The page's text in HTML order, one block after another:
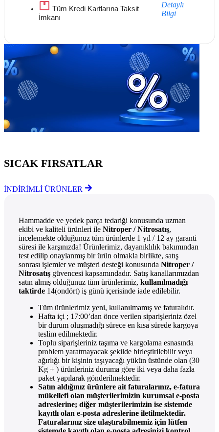
Tüm Kredi Kartlarına Taksit
İmkanı
Detaylı
Bilgi
SICAK FIRSATLAR
İNDİRİMLİ ÜRÜNLER
Hammadde ve yedek parça tedariği konusunda uzman
ekibi ve kaliteli ürünleri ile Nitroper / Nitrosatış,
incelemekte olduğunuz tüm ürünlerde 1 yıl / 12 ay garanti
süresi ile karşınızda! Ürünlerimiz, dayanıklılık bakımından
test edilip onaylanmış bir ürün olmakla birlikte, satış
sonrası işlemler ve müşteri desteği konusunda Nitroper /
Nitrosatış güvencesi kapsamındadır. Satış kanallarımızdan
satın almış olduğunuz tüm ürünlerimiz, kullanılmadığı
taktirde 14(ondört) iş günü içerisinde iade edilebilir.
Tüm ürünlerimiz yeni, kullanılmamış ve faturalıdır.
Hafta içi ; 17:00’dan önce verilen siparişleriniz özel
bir durum oluşmadığı sürece en kısa sürede kargoya
teslim edilmektedir.
Toplu siparişleriniz taşıma ve kargolama esnasında
problem yaratmayacak şekilde birleştirilebilir veya
ağırlığı bir kişinin taşıyacağı yükün üstünde olan (30
Kg + ) ürünleriniz duruma göre iki veya daha fazla
paket yapılarak gönderilmektedir.
Satın aldığınız ürünlere ait faturalarınız, e-fatura
mükellefi olan müşterilerimizin kurumsal e-posta
adreslerine; diğer müşterilerimizin ise sistemde
kayıtlı olan e-posta adreslerine iletilmektedir.
Faturalarınız size ulaştırabilmemiz için lütfen